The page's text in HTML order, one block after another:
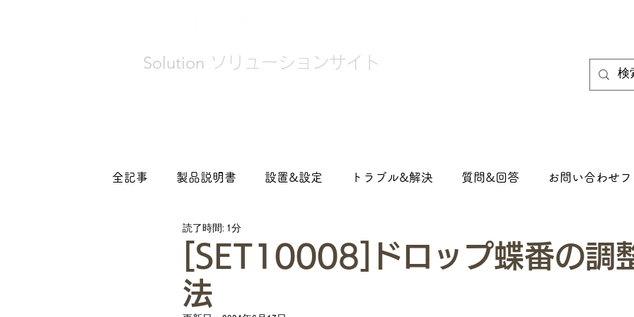
Solution ソリューションサイト
全記事 製品説明書 設置&設定 トラブル&解決 質問&回答 お問い合わせフ
お知らせ
[SET10008]ドロップ蝶番の調
法
読了時間: 1分